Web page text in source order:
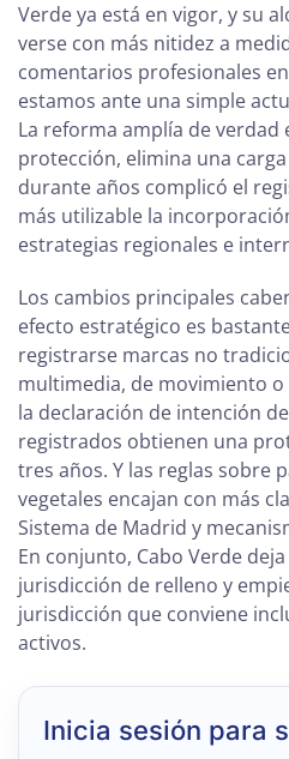
Verde ya está en vigor, y su
verse con más nitidez a
comentarios profesionales
estamos ante una simple
La reforma amplía de
protección, elimina una
durante años complicó el
más utilizable la
estrategias regionales e
Los cambios principales
efecto estratégico es
registrarse marcas no
multimedia, de movimiento
la declaración de intención
registrados obtienen una
tres años. Y las reglas sobre
vegetales encajan con más
Sistema de Madrid y
En conjunto, Cabo Verde
jurisdicción de relleno y
jurisdicción que conviene
activos.
Inicia sesión para